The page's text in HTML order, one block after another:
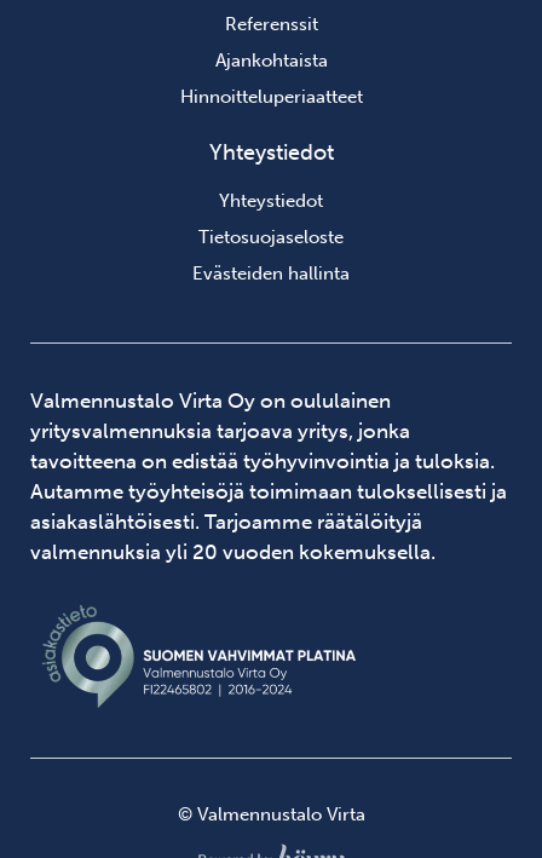
Referenssit
Ajankohtaista
Hinnoitteluperiaatteet
Yhteystiedot
Yhteystiedot
Tietosuojaseloste
Evästeiden hallinta
Valmennustalo Virta Oy on oululainen
yritysvalmennuksia tarjoava yritys, jonka
tavoitteena on edistää työhyvinvointia ja tuloksia.
Autamme työyhteisöjä toimimaan tuloksellisesti ja
asiakaslähtöisesti. Tarjoamme räätälöityjä
valmennuksia yli 20 vuoden kokemuksella.
© Valmennustalo Virta